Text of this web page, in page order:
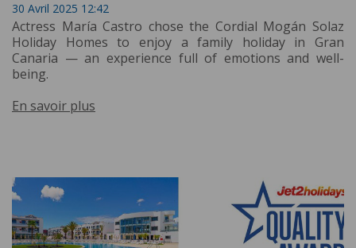
30 Avril 2025 12:42
Actress María Castro chose the Cordial Mogán Solaz
Holiday Homes to enjoy a family holiday in Gran
Canaria — an experience full of emotions and well-
being.
En savoir plus